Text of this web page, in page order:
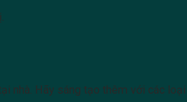
nhà. Hãy sáng tạo thêm với các